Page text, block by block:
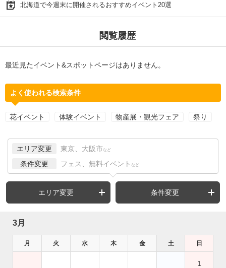
北海道で今週末に開催されるおすすめイベント20選
閲覧履歴
最近見たイベント&スポットページはありません。
よく使われる検索条件
花イベント 体験イベント 物産展・観光フェア 祭り
エリア変更 東京、大阪市 など
条件変更 フェス、無料イベント など
エリア変更 条件変更
3月
月 火 水 木 金 土 日
1